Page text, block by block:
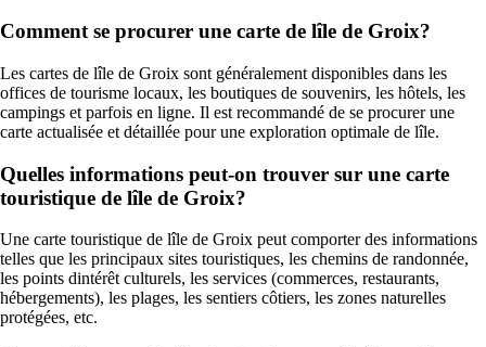
Comment se procurer une carte de lîle de Groix?
Les cartes de lîle de Groix sont généralement disponibles dans les
offices de tourisme locaux, les boutiques de souvenirs, les hôtels, les
campings et parfois en ligne. Il est recommandé de se procurer une
carte actualisée et détaillée pour une exploration optimale de lîle.
Quelles informations peut-on trouver sur une carte
touristique de lîle de Groix?
Une carte touristique de lîle de Groix peut comporter des informations
telles que les principaux sites touristiques, les chemins de randonnée,
les points dintérêt culturels, les services (commerces, restaurants,
hébergements), les plages, les sentiers côtiers, les zones naturelles
protégées, etc.